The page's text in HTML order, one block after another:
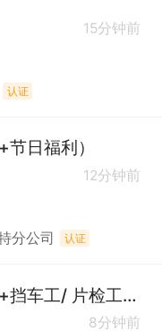
15分钟前
认证
日福利）
12分钟前
分公司 认证
普工（免费培训+节假日福利+挡车工/ 片检工/套口工/拉密工/机工）
8分钟前